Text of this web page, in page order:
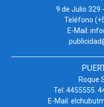
9 de Julio 329
Teléfono
E-Mail:
Roque
Tel: 4455555.
E-Mail: